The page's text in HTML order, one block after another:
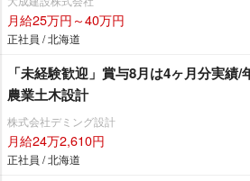
月給25万円～40万円
正社員 / 北海道
「未経験歓迎」賞与8月は4ヶ月分実績
農業土木設計
株式会社デミング設計
月給24万2,610円
正社員 / 北海道